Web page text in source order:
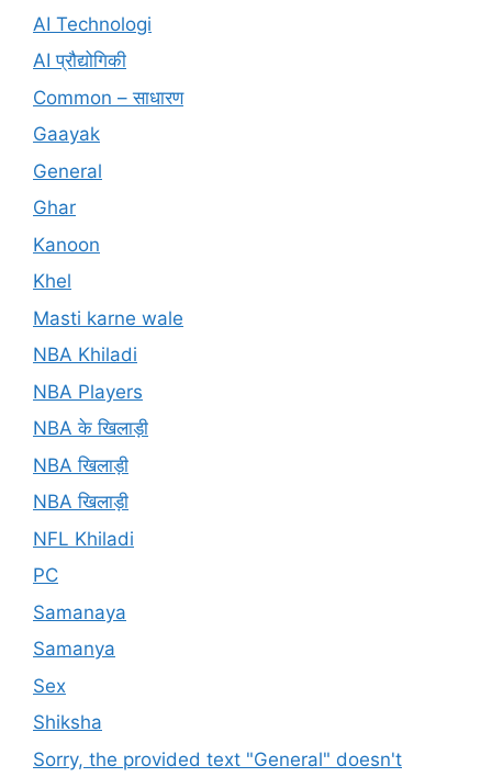
AI Technologi
AI प्रौद्योगिकी
Common – साधारण
Gaayak
General
Ghar
Kanoon
Khel
Masti karne wale
NBA Khiladi
NBA Players
NBA के खिलाड़ी
NBA खिलाड़ी
NBA खिलाड़ी
NFL Khiladi
PC
Samanaya
Samanya
Sex
Shiksha
Sorry, the provided text "General" doesn't